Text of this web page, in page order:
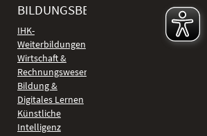
BILDUNGSBEREICHE
IHK-
Weiterbildungen
Wirtschaft &
Rechnungswesen
Bildung &
Digitales Lernen
Künstliche
Intelligenz